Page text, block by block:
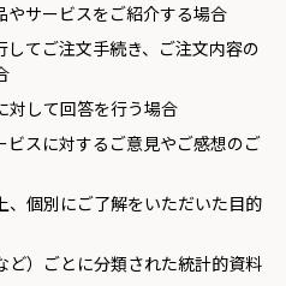
やサービスをご紹介する場合
してご注文手続き、ご注文内容の
対して回答を行う場合
ビスに対するご意見やご感想のご
、個別にご了解をいただいた目的
ど）ごとに分類された統計的資料